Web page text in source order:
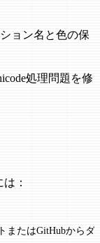
ョン名と色の保
処理問題を修
：
またはGitHubからダ